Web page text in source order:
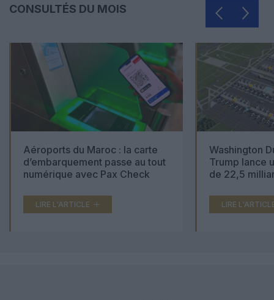
CONSULTÉS DU MOIS
Aéroports du Maroc : la carte
d’embarquement passe au tout
numérique avec Pax Check
LIRE L'ARTICLE
Washington
Trump lance
de 22,5
LIRE